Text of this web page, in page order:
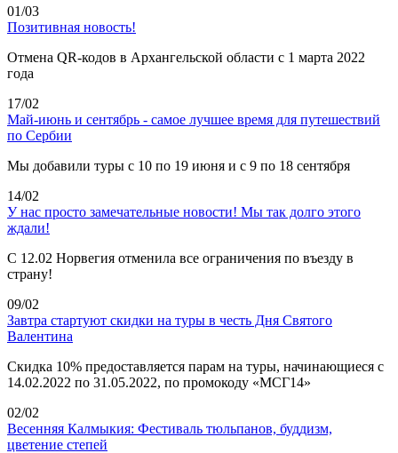
01/03
Позитивная новость!
Отмена QR-кодов в Архангельской области с 1 марта 2022
года
17/02
Май-июнь и сентябрь - самое лучшее время для путешествий
по Сербии
Мы добавили туры с 10 по 19 июня и с 9 по 18 сентября
14/02
У нас просто замечательные новости! Мы так долго этого
ждали!
С 12.02 Норвегия отменила все ограничения по въезду в
страну!
09/02
Завтра стартуют скидки на туры в честь Дня Святого
Валентина
Скидка 10% предоставляется парам на туры, начинающиеся с
14.02.2022 по 31.05.2022, по промокоду «МСГ14»
02/02
Весенняя Калмыкия: Фестиваль тюльпанов, буддизм,
цветение степей